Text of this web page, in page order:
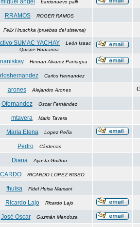
miguel angel barrionuevo palli
RRAMOS ROGER RAMOS
Felix Hruschka (pruebas del sistema)
SUMAC YACHAY
León Isaac
Quispe Huaranca
Hernan Alvarez Paniagua
Carlos Hernandez
arones Alejandro Arones
Ofernandez Oscar Fernández
mtavera Mario Tavera
Maria Elena Lopez Peña
Pedro Cárdenas
Diana Ayasta Guitton
RICARDO LOPEZ RISSO
fhuisa Fidel Huisa Mamani
Ricardo Lajo Ricardo Lajo
José Oscar Guzmán Mendoza